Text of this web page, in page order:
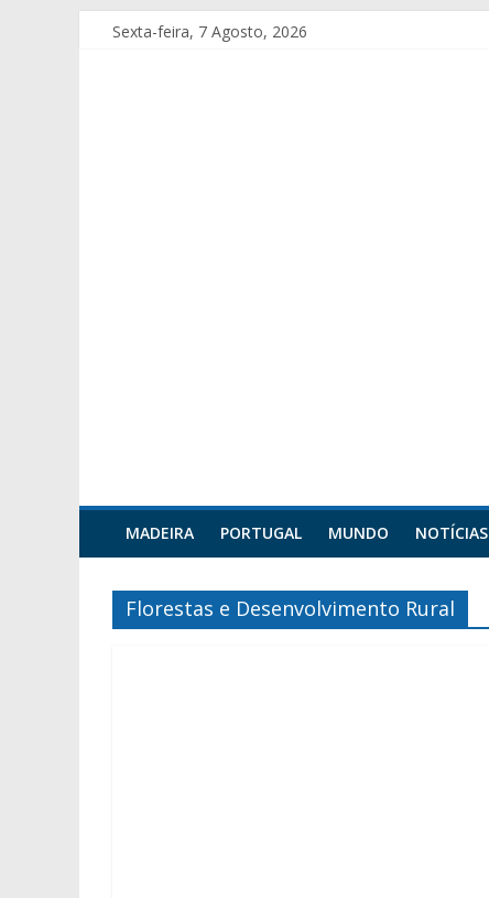
Sexta-feira, 7 Agosto, 2026
MADEIRA PORTUGAL MUNDO NOTÍCIAS
Florestas e Desenvolvimento Rural